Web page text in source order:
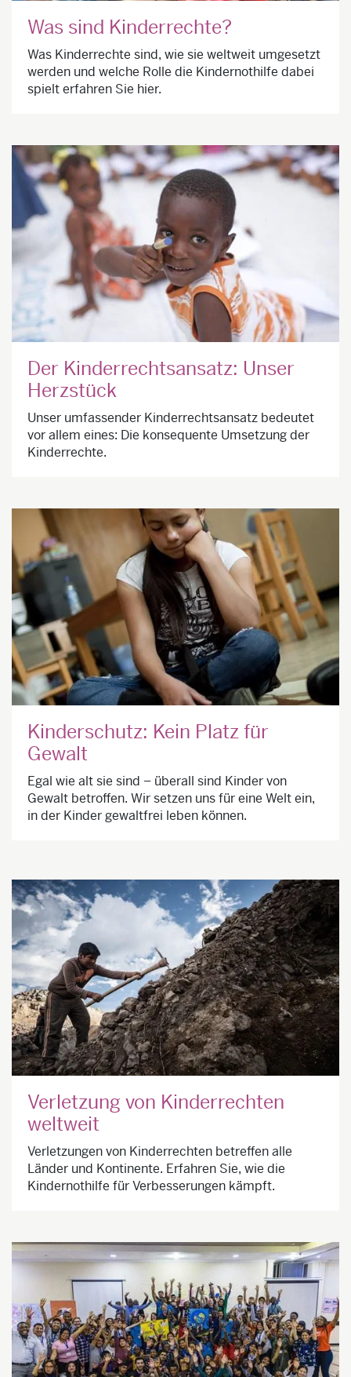
Was sind Kinderrechte?
Was Kinderrechte sind, wie sie weltweit umgesetzt
werden und welche Rolle die Kindernothilfe dabei
spielt erfahren Sie hier.
Der Kinderrechtsansatz: Unser
Herzstück
Unser umfassender Kinderrechts­ansatz bedeutet
vor allem eines: Die konsequente Umsetzung der
Kinderrechte.
Kinderschutz: Kein Platz für
Gewalt
Egal wie alt sie sind – überall sind Kinder von
Gewalt betroffen. Wir setzen uns für eine Welt ein,
in der Kinder gewaltfrei leben können.
Verletzung von Kinderrechten
weltweit
Verletzungen von Kinderrechten betreffen alle
Länder und Kontinente. Erfahren Sie, wie die
Kindernothilfe für Verbesserungen kämpft.